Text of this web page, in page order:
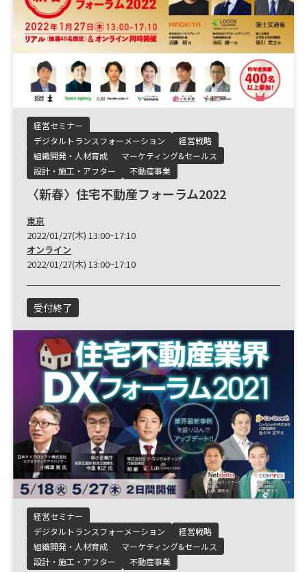
経営セミナー
デジタルトランスフォーメーション
経営戦略
組織開発・人材育成
マーケティング&セールス
設計・施工・アフター
不動産事業
〈新春〉住宅不動産フォーラム2022
東京
2022/01/27(木) 13:00~17:10
オンライン
2022/01/27(木) 13:00~17:10
受付終了
経営セミナー
デジタルトランスフォーメーション
経営戦略
組織開発・人材育成
マーケティング&セールス
設計・施工・アフター
不動産事業